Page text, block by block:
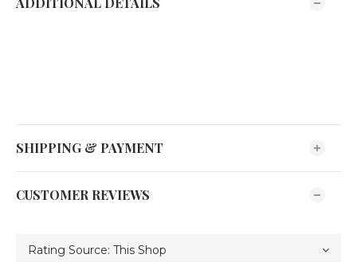
SHIPPING & PAYMENT
CUSTOMER REVIEWS